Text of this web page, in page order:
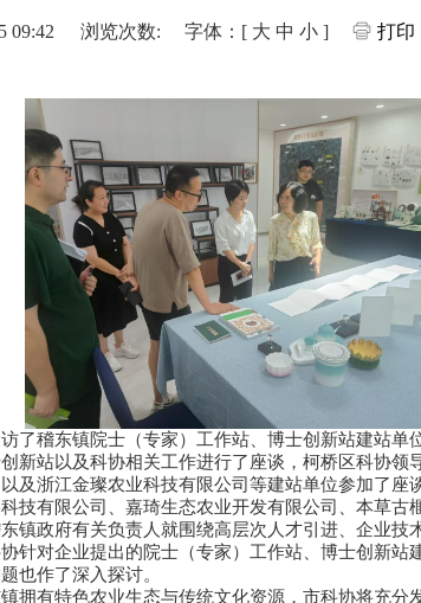
09:42 浏览次数: 字体：[ 大 中 小] 打印
了稽东镇院士（专家）工作站、博士创新站建站单
新站以及科协相关工作进行了座谈，柯桥区科协领
及浙江金璨农业科技有限公司等建站单位参加了座谈
技有限公司、嘉琦生态农业开发有限公司、本草古
镇政府有关负责人就围绕高层次人才引进、企业技
针对企业提出的院士（专家）工作站、博士创新站
也作了深入探讨。
拥有特色农业生态与传统文化资源，市科协将充分